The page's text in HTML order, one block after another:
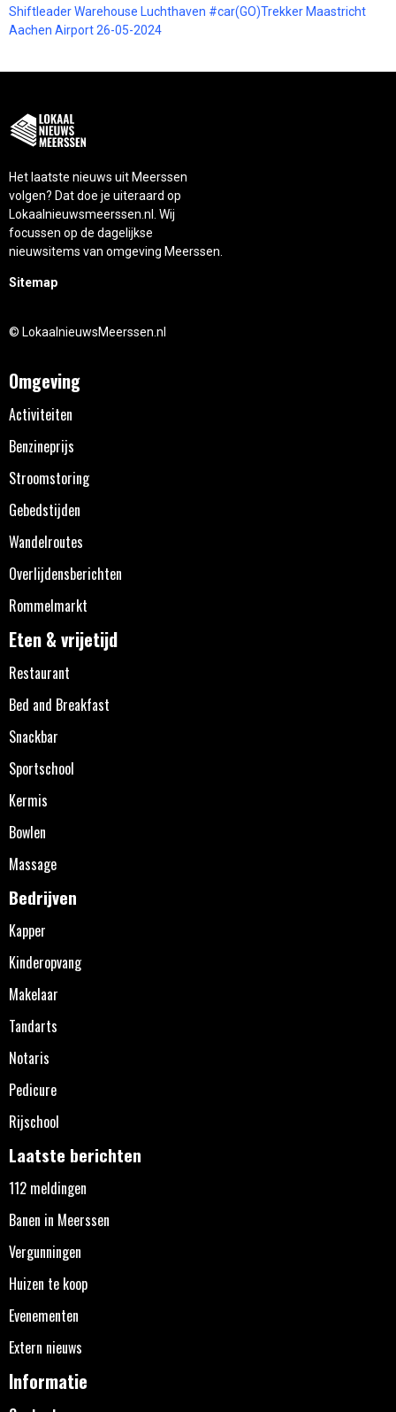
Shiftleader Warehouse Luchthaven #car(GO)Trekker Maastricht
Aachen Airport 26-05-2024
Het laatste nieuws uit Meerssen
volgen? Dat doe je uiteraard op
Lokaalnieuwsmeerssen.nl. Wij
focussen op de dagelijkse
nieuwsitems van omgeving Meerssen.
Sitemap
© LokaalnieuwsMeerssen.nl
Omgeving
Activiteiten
Benzineprijs
Stroomstoring
Gebedstijden
Wandelroutes
Overlijdensberichten
Rommelmarkt
Eten & vrijetijd
Restaurant
Bed and Breakfast
Snackbar
Sportschool
Kermis
Bowlen
Massage
Bedrijven
Kapper
Kinderopvang
Makelaar
Tandarts
Notaris
Pedicure
Rijschool
Laatste berichten
112 meldingen
Banen in Meerssen
Vergunningen
Huizen te koop
Evenementen
Extern nieuws
Informatie